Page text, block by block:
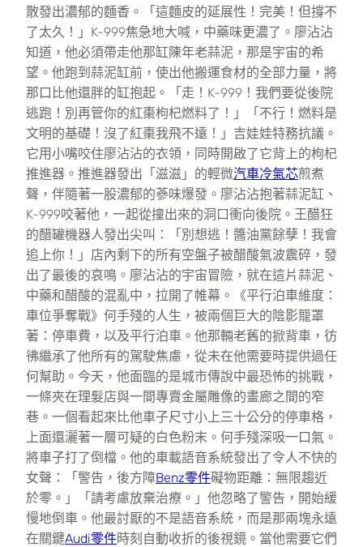
散發出濃郁的麵香。「這麵皮的延展性！完美！但撐不
了太久！」K-999焦急地大喊，中藥味更濃了。廖沾沾
知道，他必須帶走他那缸陳年老蒜泥，那是宇宙的希
望。他跑到蒜泥缸前，使出他搬運食材的全部力量，將
那口比他還胖的缸抱起。「走！K-999！我們要從後院
逃跑！別再管你的紅棗枸杞燃料了！」「不行！燃料是
文明的基礎！沒了紅棗我飛不遠！」吉娃娃特務抗議。
它用小嘴咬住廖沾沾的衣領，同時開啟了它背上的枸杞
推進器。推進器發出「滋滋」的輕微汽車冷氣芯煎煮
聲，伴隨著一股濃郁的蔘味爆發。廖沾沾抱著蒜泥缸、
K-999咬著他，一起從撞出來的洞口衝向後院。王醋狂
的醋罐機器人發出尖叫：「別想逃！醬油黨餘孽！我會
追上你！」店內剩下的所有空盤子被醋酸氣波震碎，發
出了最後的哀鳴。廖沾沾的宇宙冒險，就在這片蒜泥、
中藥和醋酸的混亂中，拉開了帷幕。《平行泊車維度：
車位爭奪戰》何手殘的人生，被兩個巨大的陰影籠罩
著：停車費，以及平行泊車。他那輛老舊的掀背車，彷
彿繼承了他所有的駕駛焦慮，從未在他需要時提供過任
何幫助。今天，他面臨的是城市傳說中最恐怖的挑戰，
一條夾在理髮店與一間專賣金屬雕像的畫廊之間的窄
巷。一個看起來比他車子尺寸小上三十公分的停車格，
上面還灑著一層可疑的白色粉末。何手殘深吸一口氣。
將車子打了倒檔。他的車載語音系統發出了令人不快的
女聲：「警告，後方障Benz零件礙物距離：無限趨近
於零。」「請考慮放棄治療。」他忽略了警告，開始緩
慢地倒車。他最討厭的不是語音系統，而是那兩塊永遠
在關鍵Audi零件時刻自動收折的後視鏡。當他需要它們